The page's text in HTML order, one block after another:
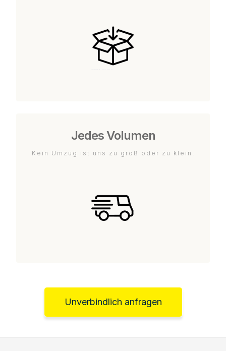
Jedes Volumen
Kein Umzug ist uns zu groß oder zu klein.
Unverbindlich anfragen